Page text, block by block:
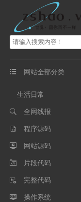
 网站全部分类
生活日常
 全网线报
 程序源码
 网站源码
 片段代码
 完整代码
 操作系统